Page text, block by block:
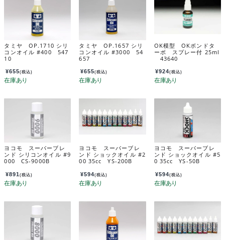
タミヤ OP.1710 シリ
コンオイル #400 547
10
¥655(税込)
タミヤ OP.1657 シリ
コンオイル #3000 54
657
¥655(税込)
OK模型 OKボンドタ
ーボ スプレー付 25ml
43640
¥924(税込)
ヨコモ スーパーブレ
ンド シリコンオイル #9
000 CS-9000B
¥891(税込)
ヨコモ スーパーブレ
ンド ショックオイル #2
00 35cc YS-200B
¥594(税込)
ヨコモ スーパーブレ
ンド ショックオイル #5
0 35cc YS-50B
¥594(税込)